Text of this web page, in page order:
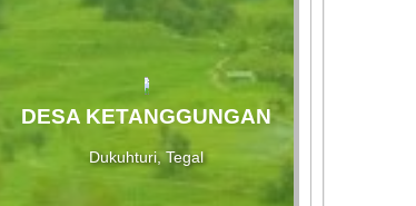
DESA KETANGGUNGAN
Dukuhturi, Tegal